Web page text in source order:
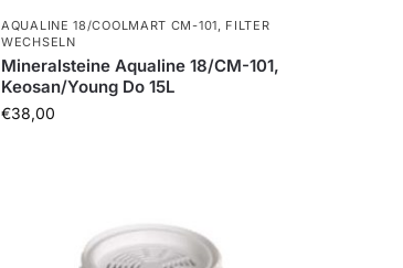
AQUALINE 18/COOLMART CM-101, FILTER
WECHSELN
Mineralsteine Aqualine 18/CM-101,
Keosan/Young Do 15L
€38,00